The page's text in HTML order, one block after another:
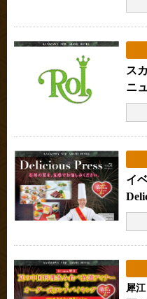
ス
ニ
イ
犀江